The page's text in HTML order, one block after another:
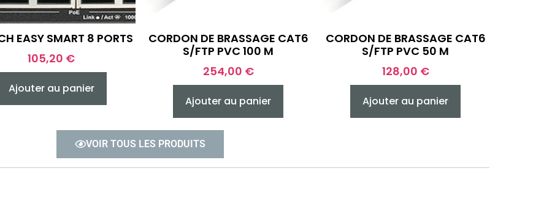
EASY SMART 8 PORTS
105,20 €
Ajouter au panier
CORDON DE BRASSAGE CAT6
S/FTP PVC 100 M
254,00 €
Ajouter au panier
CORDON DE BRASSAGE CAT6
S/FTP PVC 50 M
128,00 €
Ajouter au panier
VOIR TOUS LES PRODUITS